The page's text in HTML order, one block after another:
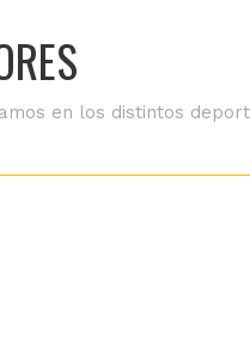
en los distintos